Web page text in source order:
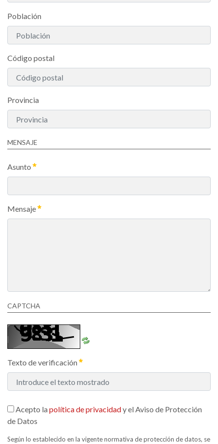
Población
Código postal
Provincia
MENSAJE
Asunto
Mensaje
CAPTCHA
Texto de verificación
Acepto la política de privacidady el Aviso de Protección
de Datos
Según lo establecido en la vigente normativa de protección de datos, se